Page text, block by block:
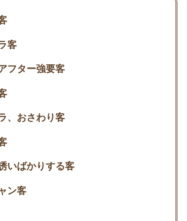
客
フター強要客
、おさわり客
いばかりする客
ン客